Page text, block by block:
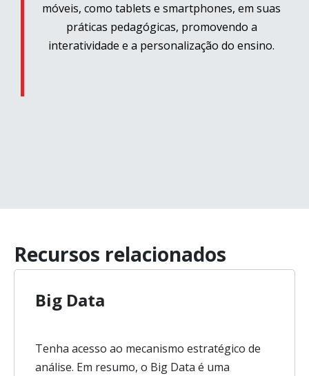
móveis, como tablets e smartphones, em suas
práticas pedagógicas, promovendo a
interatividade e a personalização do ensino.
Recursos relacionados
Big Data
Tenha acesso ao mecanismo estratégico de
análise. Em resumo, o Big Data é uma